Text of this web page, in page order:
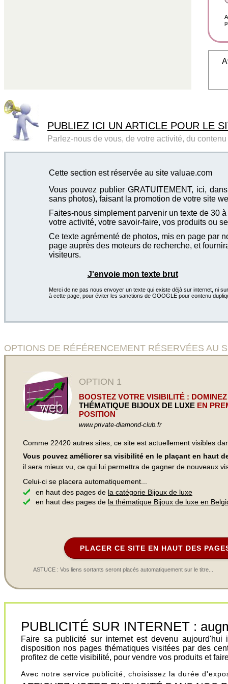
PUBLIEZ ICI UN ARTICLE POUR LE
Parlez-nous de vous, de votre activité, du
Cette section est réservée au site valuae.com
Vous pouvez publier GRATUITEMENT, ici,
sans photos), faisant la promotion de votre site
Faites-nous simplement parvenir un texte de 30
votre activité, votre savoir-faire, vos produits ou
Ce texte agrémenté de photos, mis en page par
page auprès des moteurs de recherche, et
visiteurs.
J'envoie mon texte brut
Merci de ne pas nous envoyer un texte qui existe déjà sur internet, ni
à cette page, pour éviter les sanctions de GOOGLE pour contenu
OPTIONS DE RÉFÉRENCEMENT RÉSERVÉES AU
OPTION 1
BOOSTEZ VOTRE VISIBILITÉ :
THÉMATIQUE BIJOUX DE LUXE EN
POSITION
www.private-diamond-club.fr
Comme 22420 autres sites, ce site est actuellement visibles
Vous pouvez améliorer sa visibilité en le plaçant en haut
il sera mieux vu, ce qui lui permettra de gagner de nouveaux
Celui-ci se placera automatiquement...
en haut des pages de la catégorie Bijoux de luxe
en haut des pages de la thématique Bijoux de luxe en
PLACER CE SITE EN HAUT DES
ASTUCE : Vos liens sortants seront placés automatiquement sur le titre...
PUBLICITÉ SUR INTERNET :
Faire sa publicité sur internet est devenu
disposition nos pages thématiques visitées par des
profitez de cette visibilité, pour vendre vos produits et
Avec notre service publicité, choisissez la durée